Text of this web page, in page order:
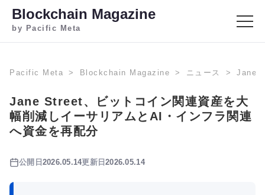
Blockchain Magazine
by Pacific Meta
Pacific Meta Blockchain Magazine ニュース Jane
Jane Street、ビットコイン関連資産を大
幅削減しイーサリアムとAI・インフラ関連
へ資金を再配分
公開日 2026.05.14更新日2026.05.14